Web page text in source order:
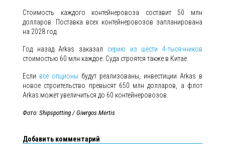
Стоимость каждого контейнеровоза составит 50 млн
долларов. Поставка всех контейнеровозов запланирована
на 2028 год.
Год назад Arkas заказал серию из шести 4-тысячников
стоимостью 60 млн каждое. Суда строятся также в Китае.
Если все опционы будут реализованы, инвестиции Arkas в
новое строительство превысят 650 млн долларов, а флот
Arkas может увеличиться до 60 контейнеровозов.
Фото: Shipspotting / Giwrgos Mertis
Добавить комментарий